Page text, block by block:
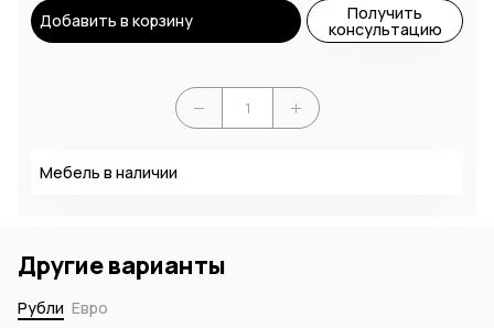
Добавить в корзину Получить
консультацию
Мебель в наличии
Другие варианты
Рубли Евро